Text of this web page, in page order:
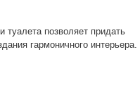
позволяет придать
гармоничного интерьера.